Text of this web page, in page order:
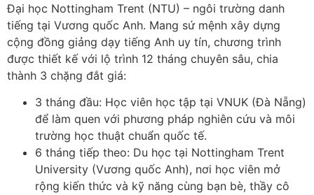
Đại học Nottingham Trent (NTU) – ngôi trường danh
tiếng tại Vương quốc Anh. Mang sứ mệnh xây dựng
cộng đồng giảng dạy tiếng Anh uy tín, chương trình
được thiết kế với lộ trình 12 tháng chuyên sâu, chia
thành 3 chặng đắt giá:
3 tháng đầu: Học viên học tập tại VNUK (Đà Nẵng)
để làm quen với phương pháp nghiên cứu và môi
trường học thuật chuẩn quốc tế.
6 tháng tiếp theo: Du học tại Nottingham Trent
University (Vương quốc Anh), nơi học viên mở
rộng kiến thức và kỹ năng cùng bạn bè, thầy cô